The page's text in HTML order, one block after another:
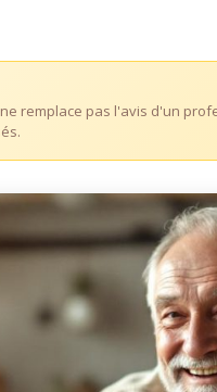
remplace pas l'avis d'un